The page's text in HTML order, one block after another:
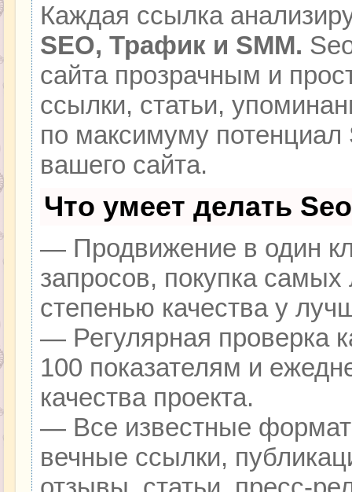
Каждая ссылка
SEO, Трафик и SMM.
сайта прозрачным и
ссылки, статьи,
по максимуму
вашего сайта.
Что умеет делать
— Продвижение в один
запросов, покупка
степенью качества у
— Регулярная проверка
100 показателям и
качества проекта.
— Все известные
вечные ссылки,